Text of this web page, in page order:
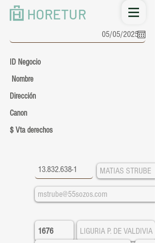
HORETUR
ID Negocio
Nombre
Dirección
Canon
$ Vta derechos